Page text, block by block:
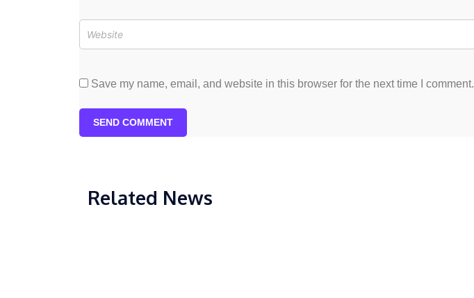
Save my name, email, and website in this browser for the next time I comment.
SEND COMMENT
Related News